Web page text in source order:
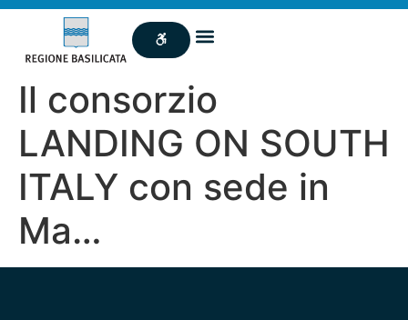
Il consorzio
LANDING ON SOUTH
ITALY con sede in
Ma…